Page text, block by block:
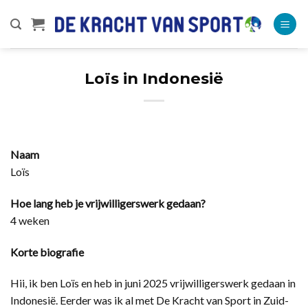
naar
Loïs in Indonesië
Naam
Loïs
Hoe lang heb je vrijwilligerswerk gedaan?
4 weken
Korte biografie
Hii, ik ben Loïs en heb in juni 2025 vrijwilligerswerk gedaan in
Indonesië. Eerder was ik al met De Kracht van Sport in Zuid-